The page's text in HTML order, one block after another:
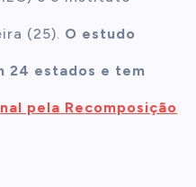
(25). O estudo
24 estados e tem
pela Recomposição